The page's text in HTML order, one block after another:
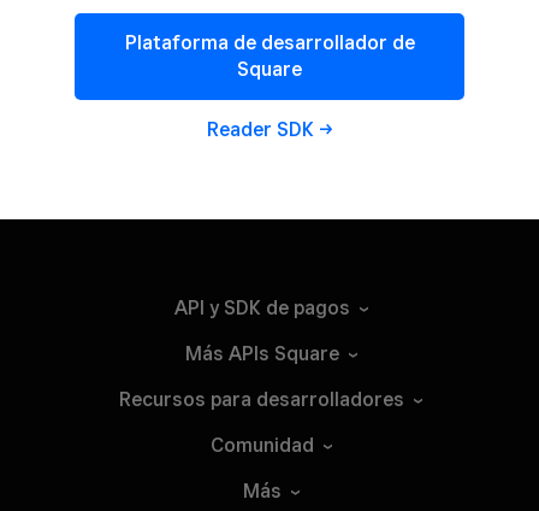
Plataforma de desarrollador de
Square
Reader SDK
API y SDK de pagos
Más APIs Square
Recursos para desarrolladores
Comunidad
Más